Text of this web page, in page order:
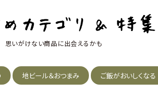
思いがけない商品に出会えるかも
地ビール＆おつまみ ご飯がおいしくなる